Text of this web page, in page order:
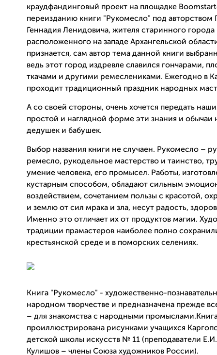
краудфандинговый проект на площадке
переизданию книги "Рукомесло" под авторством
Геннадия Ленидовича, жителя старинного города
расположенного на западе Архангельской
признается, сам автор тема данной книги
ведь этот город издревле славился гончарами,
ткачами и другими ремеслениками. Ежегодно в
проходит традиционный праздник народных
А со своей стороны, очень хочется передать
простой и наглядной форме эти знания и обычаи
дедушек и бабушек.
Выбор названия книги не случаен. Рукомесло –
ремесло, рукодельное мастерство и таинство,
умение человека, его промысел. Работы,
кустарным способом, обладают сильным
воздействием, сочетанием пользы с красотой,
и землю от сил мрака и зла, несут радость,
Именно это отличает их от продуктов магии.
традиции прамастеров наиболее полно
крестьянской среде и в поморских селениях.
Книга "Рукомесло" - художественно-
народном творчестве и предназначена прежде
– для знакомства с народными
проиллюстрирована рисунками учащихся
детской школы искусств № 11 (преподаватели
Кулишов – члены Союза художников России).